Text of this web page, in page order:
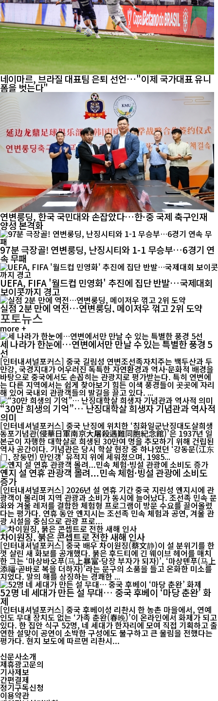
네이마르, 브라질 대표팀 은퇴 선언…"이제 국가대표 유니
폼을 벗는다"
연변룽딩, 한국 국민대와 손잡았다…한·중 국제 축구인재
양성 본격화
97분 극장골! 연변룽딩, 난징시티와 1-1 무승부…6경기 연
속 무패
UEFA, FIFA '월드컵 민영화' 추진에 집단 반발…국제대회
보이콧까지 경고
실점 2분 만에 역전…연변룽딩, 메이저우 꺾고 2위 도약
포토뉴스
more +
세 나라가 한눈에…연변에서만 만날 수 있는 특별한 풍경 5
선
[인터내셔널포커스] 중국 길림성 연변조선족자치주는 백두산과 두
만강, 국경지대가 어우러진 독특한 자연환경과 역사·문화적 배경을
바탕으로 중국에서도 손꼽히는 관광지로 평가받는다. 특히 연변에
는 다른 지역에서는 쉽게 찾아보기 힘든 이색 풍경들이 곳곳에 자리
해 있어 국내외 관광객들의 발길을 끌고 있다. ...
“30만 희생의 기억”… 난징대학살 희생자 기념관과 역사적
의미
[인터네셔널포커스] 중국 난징에 위치한 ‘침화일군난징대도살희생
동포기념관(侵華日軍南京大屠殺遇難同胞紀念館)’은 1937년 일
본군이 자행한 대학살로 희생된 30만여 명을 추모하기 위해 건립된
역사 공간이다. 기념관은 당시 학살 현장 중 하나였던 ‘강동문(江东
门, 장둥먼) 만인갱’ 유적지 위에 세워졌으며, 1985...
옌지 설 연휴 관광객 몰려...민속 체험·빙설 관광에 소비도
증가
[인터내셔널포커스] 2026년 설 연휴 기간 중국 지린성 옌지시에 관
광객이 몰리며 지역 관광과 소비가 동시에 늘어났다. 조선족 민속 문
화와 겨울 레저를 결합한 체험형 프로그램이 방문 수요를 끌어올렸
다는 평가다. 연휴 동안 옌지시는 조선족 민속 체험과 공연, 겨울 관
광 시설을 중심으로 관광 프로...
차이원징, 붉은 콘셉트로 전한 새해 인사
[인터내셔널포커스] 중국 배우 차이원징(蔡文静)이 설 분위기를 한
껏 살린 새 화보를 공개했다. 붉은 후드티에 긴 웨이브 헤어를 매치
한 그는 ‘마상바오푸(马上暴富·당장 부자가 되자)’, ‘마상톈푸(马上
添福·곧바로 복을 더하자)’라는 문구의 소품을 들고 온화한 미소를
지었다. 말의 해를 상징하는 경쾌한 ...
52명 네 세대가 만든 설 무대… 중국 후베이 ‘마당 춘완’ 화
제
[인터내셔널포커스] 중국 후베이성 리촨시 한 농촌 마을에서, 연예
인도 무대 장치도 없는 ‘가족 춘완(春晚)’이 온라인에서 화제가 되고
있다. 한 집안 식구 52명, 네 세대가 한자리에 모여 직접 기획하고 출
연한 설맞이 공연이 소박한 구성에도 불구하고 큰 울림을 전했다는
평가다. 현지 보도에 따르면 리촨시...
신문사소개
제휴광고문의
기사제보
간편결제
정기구독신청
이용약관